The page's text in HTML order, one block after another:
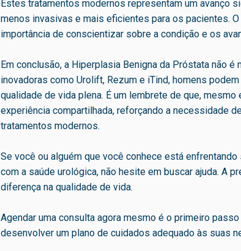
Estes tratamentos modernos representam um avanço
menos invasivas e mais eficientes para os pacientes.
importância de conscientizar sobre a condição e os
Em conclusão, a Hiperplasia Benigna da Próstata não
inovadoras como Urolift, Rezum e iTind, homens
qualidade de vida plena. É um lembrete de que,
experiência compartilhada, reforçando a necessidade
tratamentos modernos.
Se você ou alguém que você conhece está
com a saúde urológica, não hesite em buscar ajuda. A
diferença na qualidade de vida.
Agendar uma consulta agora mesmo é o primeiro
desenvolver um plano de cuidados adequado às suas